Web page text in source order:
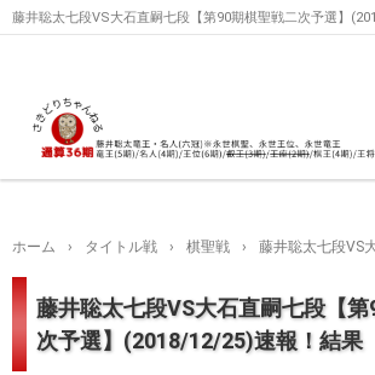
藤井聡太七段VS大石直嗣七段【第90期棋聖戦二次予選】
ホーム › タイトル戦 › 棋聖戦 › 藤井聡太七段VS
藤井聡太七段VS大石直嗣七段【
次予選】(2018/12/25)速報！結果